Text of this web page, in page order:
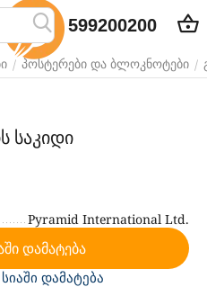
599200200
/ პოსტერები და ბლოკნოტები /
საკიდი
Pyramid International Ltd.
დამატება
დამატება